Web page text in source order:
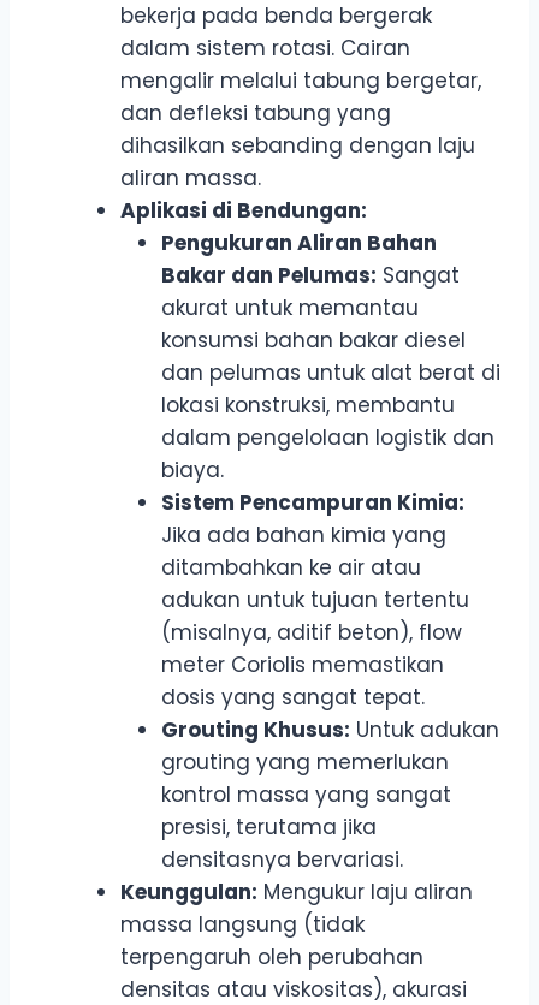
bekerja pada benda bergerak
dalam sistem rotasi. Cairan
mengalir melalui tabung bergetar,
dan defleksi tabung yang
dihasilkan sebanding dengan laju
aliran massa.
Aplikasi di Bendungan:
Pengukuran Aliran Bahan
Bakar dan Pelumas: Sangat
akurat untuk memantau
konsumsi bahan bakar diesel
dan pelumas untuk alat berat di
lokasi konstruksi, membantu
dalam pengelolaan logistik dan
biaya.
Sistem Pencampuran Kimia:
Jika ada bahan kimia yang
ditambahkan ke air atau
adukan untuk tujuan tertentu
(misalnya, aditif beton), flow
meter Coriolis memastikan
dosis yang sangat tepat.
Grouting Khusus: Untuk adukan
grouting yang memerlukan
kontrol massa yang sangat
presisi, terutama jika
densitasnya bervariasi.
Keunggulan: Mengukur laju aliran
massa langsung (tidak
terpengaruh oleh perubahan
densitas atau viskositas), akurasi